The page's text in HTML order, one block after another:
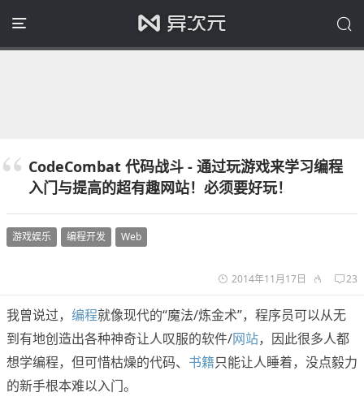
CodeCombat 代码战斗 - 通过玩游戏来学习编程
入门与提高的超有趣网站！必须要好玩！
游戏娱乐 编程开发 Web
2014年11月17日 23
我曾说过， 编程就像现代的“魔法/炼金术”，程序员可以从无
到有地创造出各种神奇让人叹服的软件/网站，因此很多人都
想学编程，但可惜枯燥的代码、 书籍只能让人睡着，没点毅力
的新手根本难以入门。